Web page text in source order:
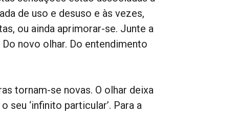
de uso e desuso e às vezes,
ou ainda aprimorar-se. Junte a
novo olhar. Do entendimento
tornam-se novas. O olhar deixa
seu ‘infinito particular’. Para a